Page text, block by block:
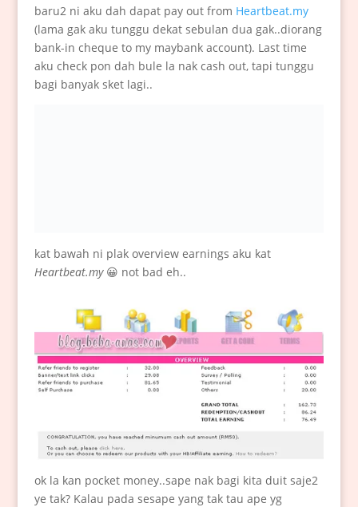
baru2 ni aku dah dapat pay out from Heartbeat.my
(lama gak aku tunggu dekat sebulan dua gak..diorang
bank-in cheque to my maybank account). Last time
aku check pon dah bule la nak cash out, tapi tunggu
bagi banyak sket lagi..
kat bawah ni plak overview earnings aku kat
Heartbeat.my😀 not bad eh..
ok la kan pocket money..sape nak bagi kita duit saje2
ye tak? Kalau pada sesape yang tak tau ape yg